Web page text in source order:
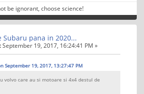
be ignorant, choose science!
Subaru pana in 2020...
September 19, 2017, 16:24:41 PM »
September 19, 2017, 13:27:47 PM
volvo care au si motoare si 4x4 destul de